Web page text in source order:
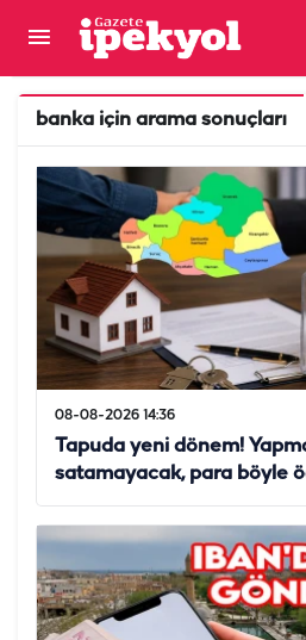
banka için arama sonuçları
08-08-2026 14:36
Tapuda yeni dönem!
satamayacak, para böyle